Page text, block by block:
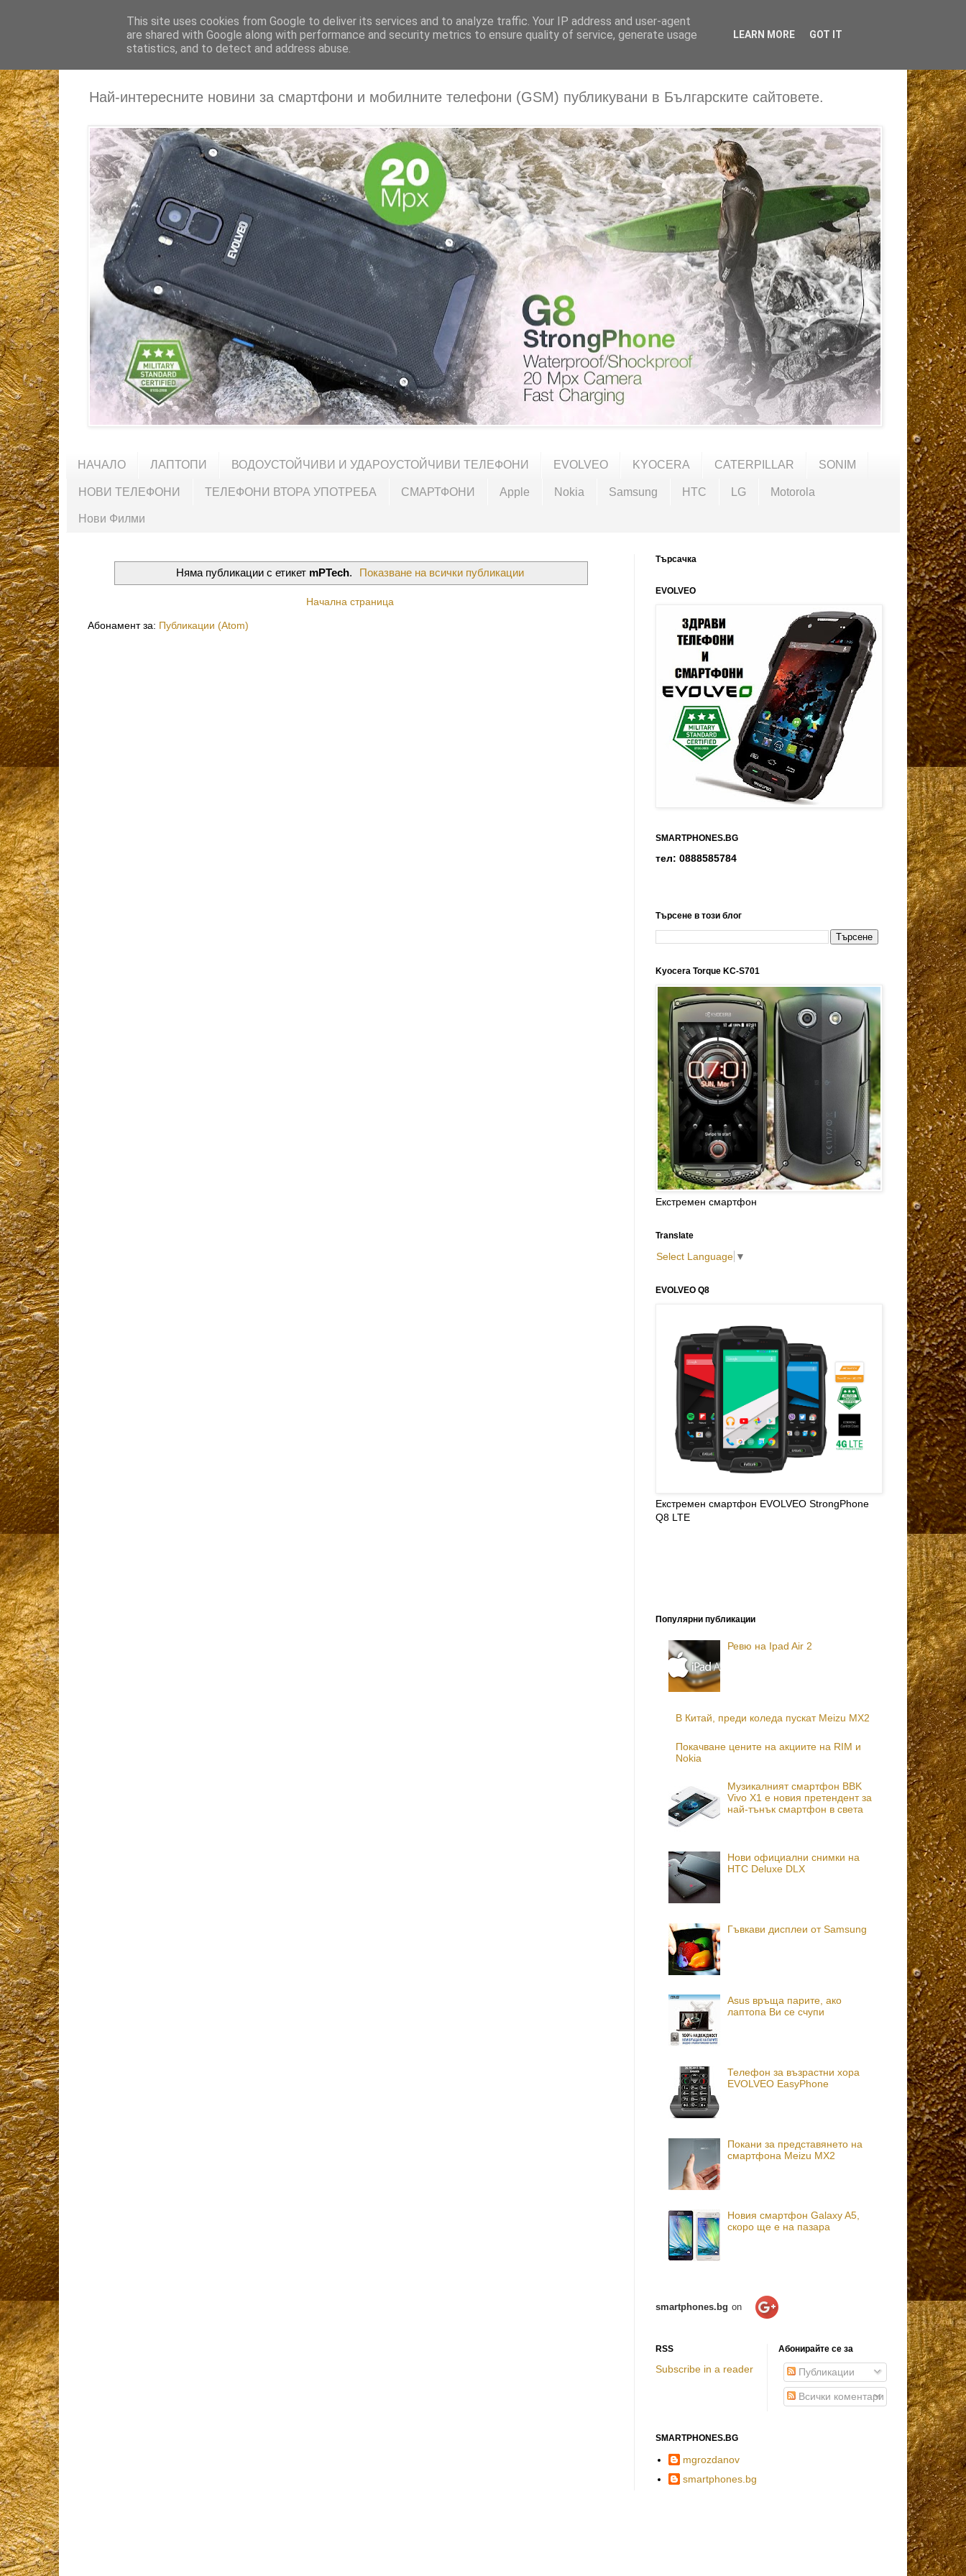
Най-интересните новини за смартфони и мобилните телефони (GSM) публикувани в Българските сайтовете.
НАЧАЛО ЛАПТОПИ ВОДОУСТОЙЧИВИ И УДАРОУСТОЙЧИВИ ТЕЛЕФОНИ EVOLVEO KYOCERA CATERPILLAR SONIM
НОВИ ТЕЛЕФОНИ ТЕЛЕФОНИ ВТОРА УПОТРЕБА СМАРТФОНИ Apple Nokia Samsung HTC LG Motorola
Нови Филми
Няма публикации с етикет mPTech. Показване на всички публикации
Начална страница
Абонамент за: Публикации (Atom)
Търсачка
EVOLVEO
SMARTPHONES.BG
тел: 0888585784
Търсене в този блог
Kyocera Torque KC-S701
Екстремен смартфон
Translate
Select Language ▼
EVOLVEO Q8
Екстремен смартфон EVOLVEO StrongPhone
Q8 LTE
Популярни публикации
Ревю на Ipad Air 2
В Китай, преди коледа пускат Meizu MX2
Покачване цените на акциите на RIM и
Nokia
Музикалният смартфон BBK
Vivo X1 е новия претендент за
най-тънък смартфон в света
Нови официални снимки на
HTC Deluxe DLX
Гъвкави дисплеи от Samsung
Asus връща парите, ако
лаптопа Ви се счупи
Телефон за възрастни хора
EVOLVEO EasyPhone
Покани за представянето на
смартфона Meizu MX2
Новия смартфон Galaxy A5,
скоро ще е на пазара
smartphones.bg on
RSS
Subscribe in a reader
Абонирайте се за
Публикации
Всички коментари
SMARTPHONES.BG
mgrozdanov
smartphones.bg
This site uses cookies from Google to deliver its services and to analyze traffic. Your IP address and user-agent
are shared with Google along with performance and security metrics to ensure quality of service, generate usage
statistics, and to detect and address abuse.
LEARN MORE GOT IT